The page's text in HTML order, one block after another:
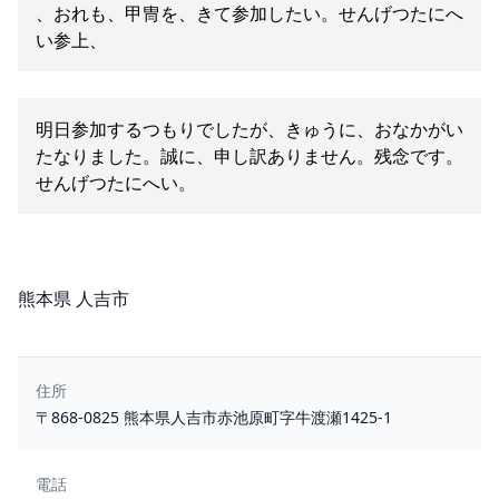
、おれも、甲冑を、きて参加したい。せんげつたにへ
い参上、
明日参加するつもりでしたが、きゅうに、おなかがい
たなりました。誠に、申し訳ありません。残念です。
せんげつたにへい。
所在地
熊本県 人吉市
住所
〒868-0825 熊本県人吉市赤池原町字牛渡瀬1425-1
電話